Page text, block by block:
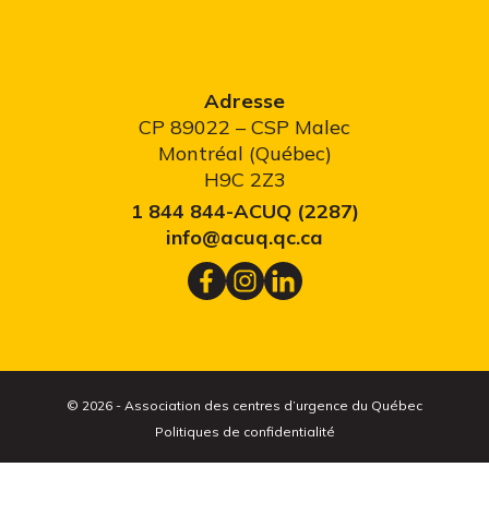
Adresse
CP 89022 – CSP Malec
Montréal (Québec)
H9C 2Z3
1 844 844-ACUQ (2287)
info@acuq.qc.ca
© 2026 - Association des centres d’urgence du Québec
Politiques de confidentialité